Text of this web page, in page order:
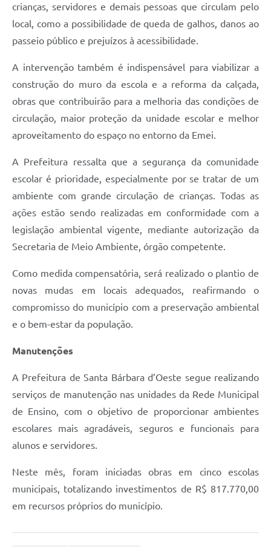
Enquete
Jornal
Agenda
Contato
Plano Municipal de Segurança Pública
Plano de Contratações Anuais
crianças, servidores e demais pessoas que circulam pelo
local, como a possibilidade de queda de galhos, danos ao
passeio público e prejuízos à acessibilidade.
A intervenção também é indispensável para viabilizar a
construção do muro da escola e a reforma da calçada,
obras que contribuirão para a melhoria das condições de
circulação, maior proteção da unidade escolar e melhor
aproveitamento do espaço no entorno da Emei.
A Prefeitura ressalta que a segurança da comunidade
escolar é prioridade, especialmente por se tratar de um
ambiente com grande circulação de crianças. Todas as
ações estão sendo realizadas em conformidade com a
legislação ambiental vigente, mediante autorização da
Secretaria de Meio Ambiente, órgão competente.
Como medida compensatória, será realizado o plantio de
novas mudas em locais adequados, reafirmando o
compromisso do município com a preservação ambiental
e o bem-estar da população.
Manutenções
A Prefeitura de Santa Bárbara d’Oeste segue realizando
serviços de manutenção nas unidades da Rede Municipal
de Ensino, com o objetivo de proporcionar ambientes
escolares mais agradáveis, seguros e funcionais para
alunos e servidores.
Neste mês, foram iniciadas obras em cinco escolas
municipais, totalizando investimentos de R$ 817.770,00
em recursos próprios do município.